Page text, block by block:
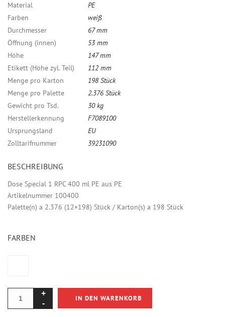
Material
PE
Farben
weiß
Durchmesser
67 mm
Öffnung (innen)
53 mm
Höhe
147 mm
Etikett (Höhe zyl. Teil)
112 mm
Menge pro Karton
198 Stück
Menge pro Palette
2.376 Stück
Gewicht pro Tsd.
30 kg
Herstellerkennung
F7089100
Ursprungsland
EU
Zolltarifnummer
39231090
BESCHREIBUNG
Dose Special 1 RPC 400 ml PE aus PE
Artikelnummer 100400
Palette(n) a 2.376 (12×198) Stück / Karton(s) a 198 Stück
FARBEN
IN DEN WARENKORB